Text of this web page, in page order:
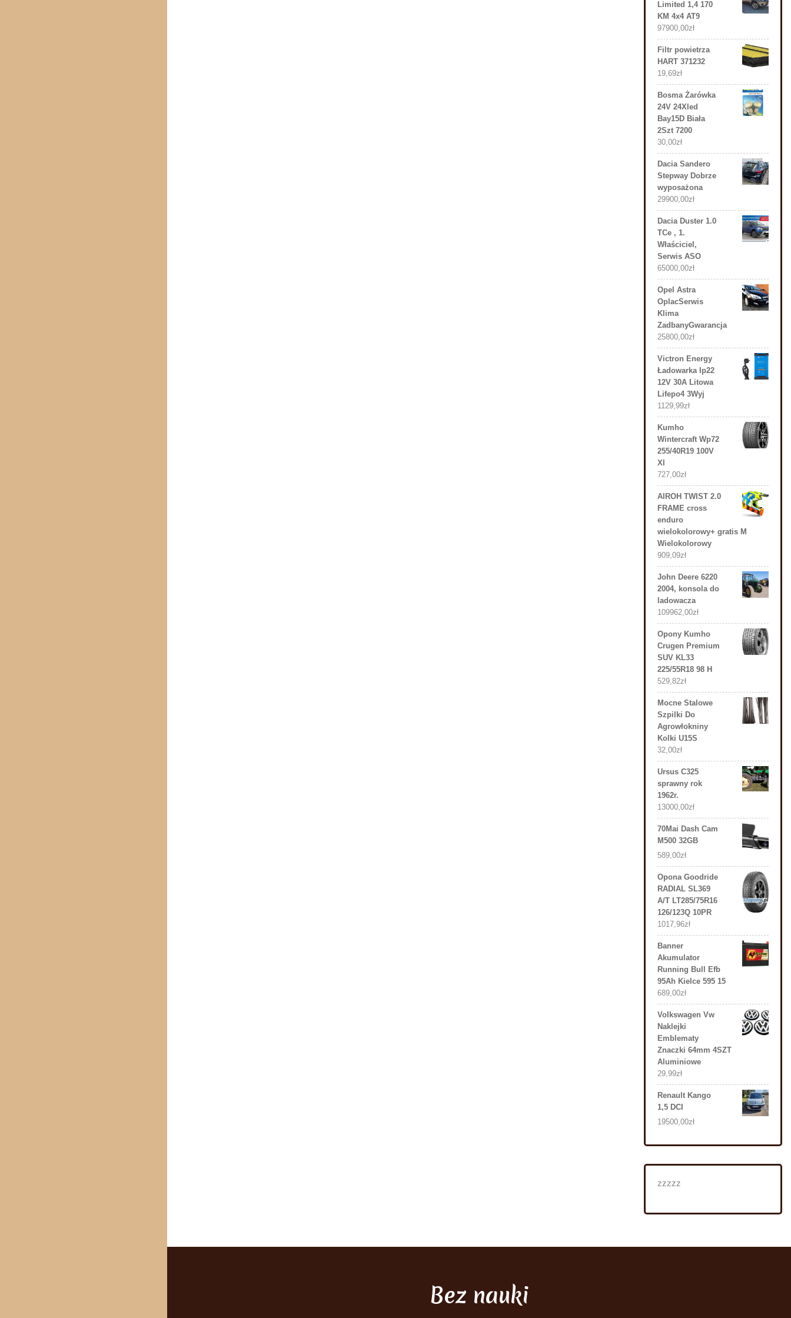
Limited 1,4 170
KM 4x4 AT9
97900,00zł
Filtr powietrza
HART 371232
19,69zł
Bosma Żarówka
24V 24Xled
Bay15D Biała
2Szt 7200
30,00zł
Dacia Sandero
Stepway Dobrze
wyposażona
29900,00zł
Dacia Duster 1.0
TCe , 1.
Właściciel,
Serwis ASO
65000,00zł
Opel Astra
OplacSerwis
Klima
ZadbanyGwarancja
25800,00zł
Victron Energy
Ładowarka Ip22
12V 30A Litowa
Lifepo4 3Wyj
1129,99zł
Kumho
Wintercraft Wp72
255/40R19 100V
Xl
727,00zł
AIROH TWIST 2.0
FRAME cross
enduro
wielokolorowy+ gratis M
Wielokolorowy
909,09zł
John Deere 6220
2004, konsola do
ladowacza
109962,00zł
Opony Kumho
Crugen Premium
SUV KL33
225/55R18 98 H
529,82zł
Mocne Stalowe
Szpilki Do
Agrowłokniny
Kolki U15S
32,00zł
Ursus C325
sprawny rok
1962r.
13000,00zł
70Mai Dash Cam
M500 32GB
589,00zł
Opona Goodride
RADIAL SL369
A/T LT285/75R16
126/123Q 10PR
1017,96zł
Banner
Akumulator
Running Bull Efb
95Ah Kielce 595 15
689,00zł
Volkswagen Vw
Naklejki
Emblematy
Znaczki 64mm 4SZT
Aluminiowe
29,99zł
Renault Kango
1,5 DCI
19500,00zł
zzzzz
Bez nauki